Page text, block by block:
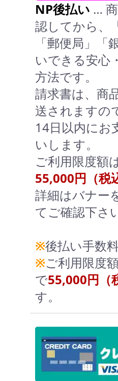
NP後払い …
認してから、
「郵便局」「
いできる安心
方法です。
請求書は、商
送されますの
14日以内にお
いします。
ご利用限度額
55,000円（税
詳細はバナー
てご確認下さ
※後払い手数
※ご利用限度
で55,000円（
す。